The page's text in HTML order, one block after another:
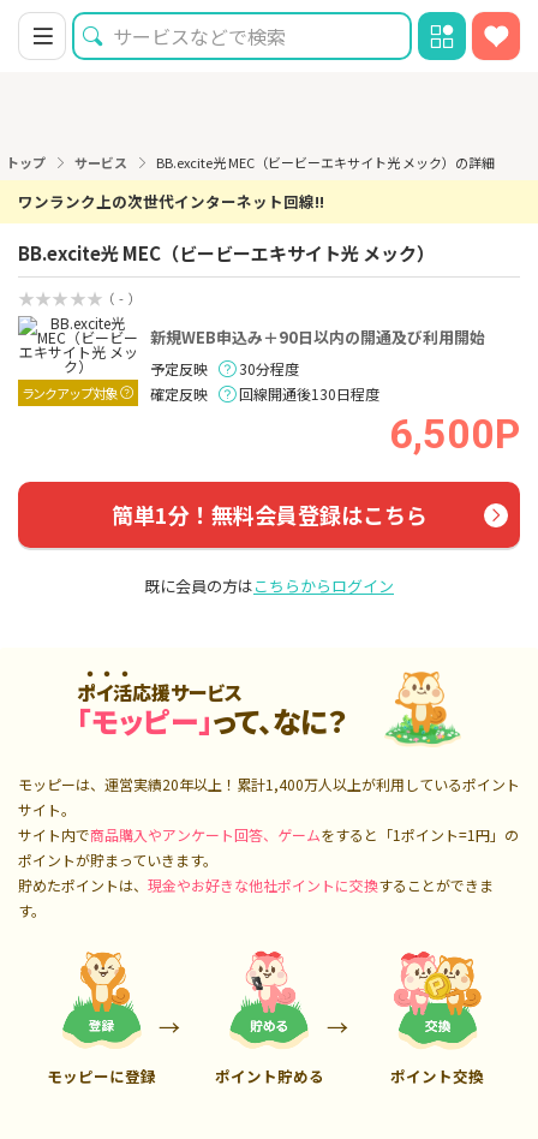
トップ サービス BB.excite光 MEC（ビービーエキサイト光 メック）の詳細
ワンランク上の次世代インターネット回線!!
BB.excite光 MEC（ビービーエキサイト光 メック）
（ - ）
ランクアップ対象
新規WEB申込み＋90日以内の開通及び利用開始
予定反映
30分程度
確定反映
回線開通後130日程度
6,500P
簡単1分！無料会員登録はこちら
既に会員の方はこちらからログイン
ポイ活応援サービス
「モッピー」って、なに？
モッピーは、運営実績20年以上！累計1,400万人以上が利用しているポイント
サイト。
サイト内で商品購入やアンケート回答、ゲームをすると「1ポイント=1円」の
ポイントが貯まっていきます。
貯めたポイントは、 現金やお好きな他社ポイントに交換することができま
す。
モッピーに登録 ポイント貯める ポイント交換